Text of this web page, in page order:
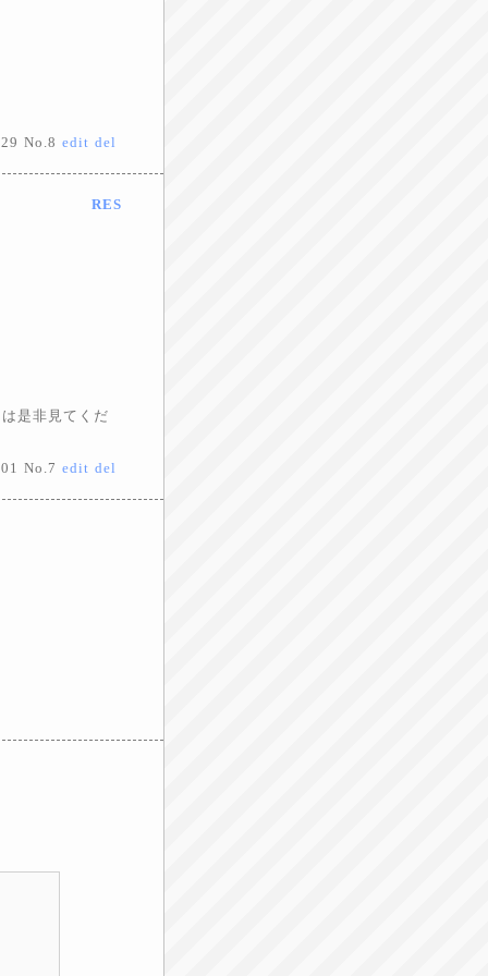
No.8 edit del
RES
是非見てくだ
No.7 edit del